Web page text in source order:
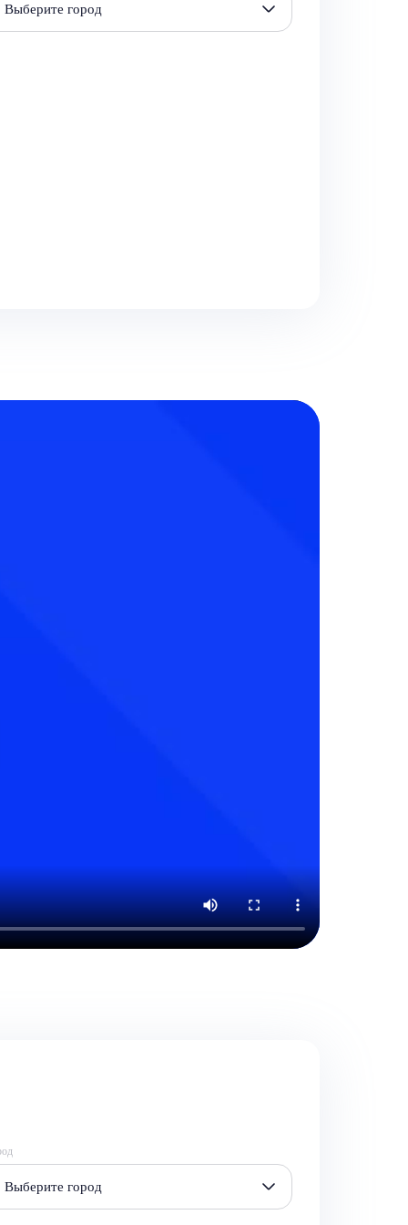
Выберите город
Выберите город